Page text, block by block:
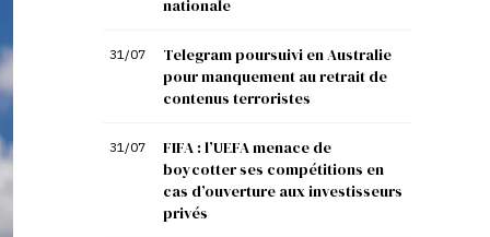
nationale
31/07
Telegram poursuivi en Australie
pour manquement au retrait de
contenus terroristes
31/07
FIFA : l’UEFA menace de
boycotter ses compétitions en
cas d’ouverture aux investisseurs
privés